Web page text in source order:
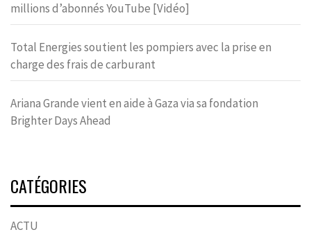
millions d’abonnés YouTube [Vidéo]
Total Energies soutient les pompiers avec la prise en
charge des frais de carburant
Ariana Grande vient en aide à Gaza via sa fondation
Brighter Days Ahead
CATÉGORIES
ACTU